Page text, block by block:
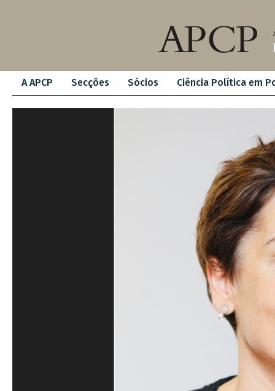
A APCP Secções Sócios Ciência Política em